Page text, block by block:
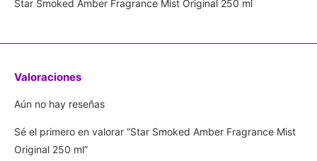
Star Smoked Amber Fragrance Mist Original 250 ml
Valoraciones
Aún no hay reseñas
Sé el primero en valorar “Star Smoked Amber Fragrance Mist
Original 250 ml”